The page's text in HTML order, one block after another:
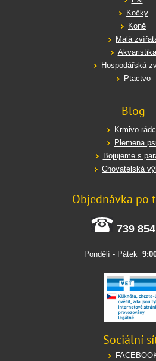
Kočky
Koně
Malá
Akvaristika
Hospodářská
Ptactvo
Blog
Krmivo
Plemena
Bojujeme s
Chovatelská
Objednávka po
739
Pondělí - Pátek
Sociální